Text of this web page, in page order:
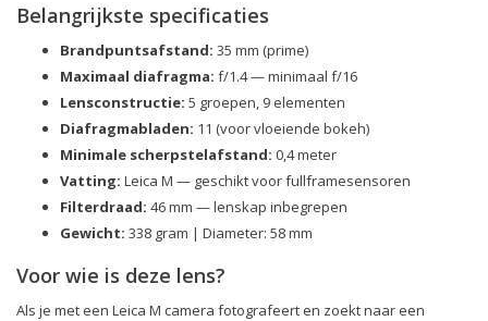
Belangrijkste specificaties
Brandpuntsafstand: 35 mm (prime)
Maximaal diafragma: f/1.4 — minimaal f/16
Lensconstructie: 5 groepen, 9 elementen
Diafragmabladen: 11 (voor vloeiende bokeh)
Minimale scherpstelafstand: 0,4 meter
Vatting: Leica M — geschikt voor fullframesensoren
Filterdraad: 46 mm — lenskap inbegrepen
Gewicht: 338 gram | Diameter: 58 mm
Voor wie is deze lens?
Als je met een Leica M camera fotografeert en zoekt naar een